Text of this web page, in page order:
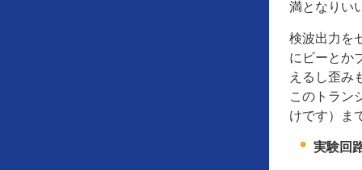
満となりい
検波出力を
にビーとか
えるし歪み
このトラン
けです）ま
実験回